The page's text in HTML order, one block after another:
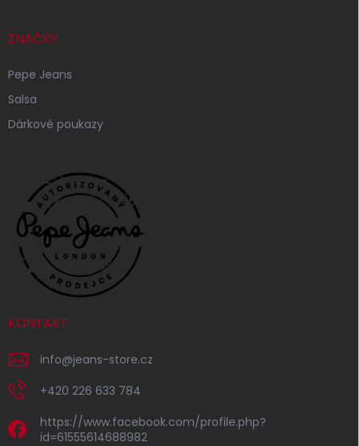
ZNAČKY
Pepe Jeans
Salsa
Dárkové poukazy
KONTAKT
info@jeans-store.cz
+420 226 633 784
https://www.facebook.com/profile.php?
id=61555614688982